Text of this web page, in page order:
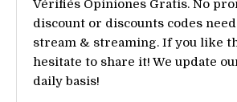
Vérifiés Opiniones Gratis. No
discount or discounts codes
stream & streaming. If you like
hesitate to share it! We update
daily basis!